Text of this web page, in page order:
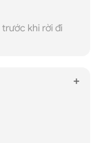
trước khi rời đi